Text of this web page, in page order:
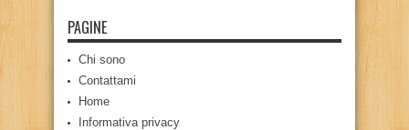
PAGINE
Chi sono
Contattami
Home
Informativa privacy